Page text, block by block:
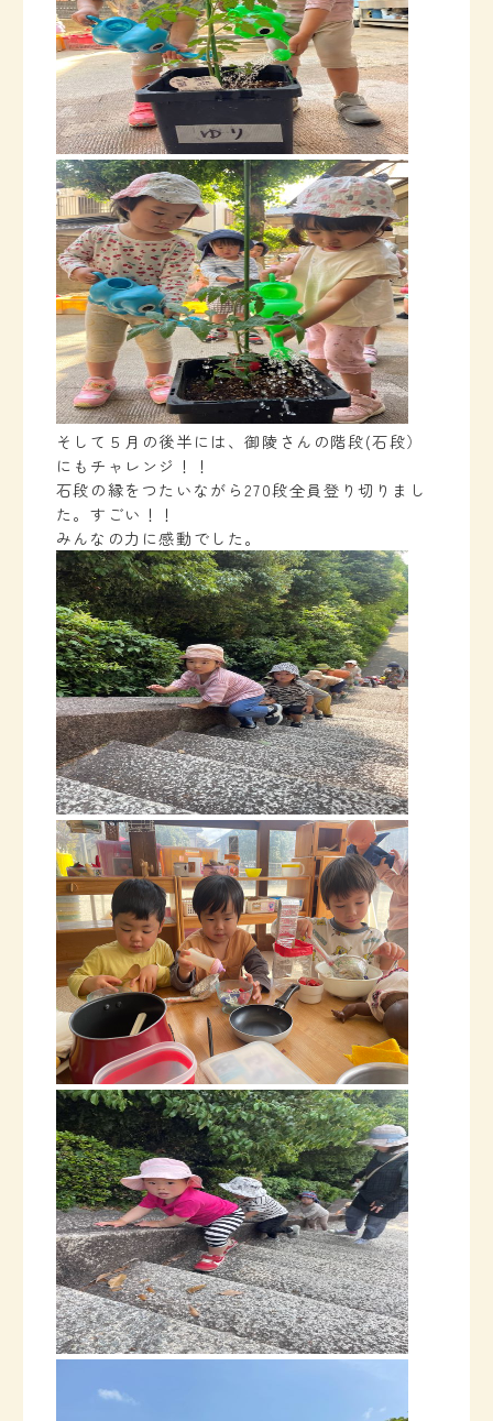
そして５月の後半には、御陵さんの階段(石段）
にもチャレンジ！！
石段の縁をつたいながら270段全員登り切りまし
た。すごい！！
みんなの力に感動でした。